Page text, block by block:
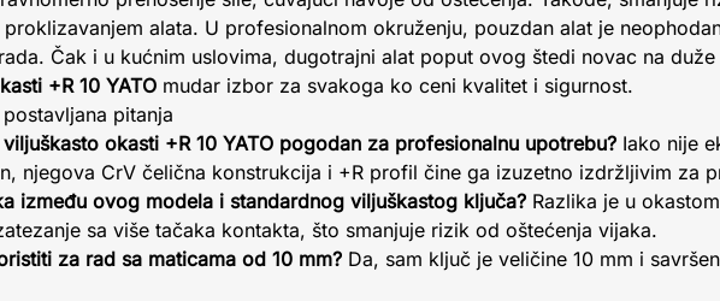
alata. U profesionalnom okruženju, pouzdan alat je
Čak i u kućnim uslovima, dugotrajni alat poput ovog štedi novac na
+R 10 YATO mudar izbor za svakoga ko ceni kvalitet i sigurnost.
postavljana pitanja
okasti +R 10 YATO pogodan za profesionalnu upotrebu? Iako nije
njegova CrV čelična konstrukcija i +R profil čine ga izuzetno izdržljivim za
između ovog modela i standardnog viljuškastog ključa? Razlika je u
sa više tačaka kontakta, što smanjuje rizik od oštećenja vijaka.
za rad sa maticama od 10 mm? Da, sam ključ je veličine 10 mm i